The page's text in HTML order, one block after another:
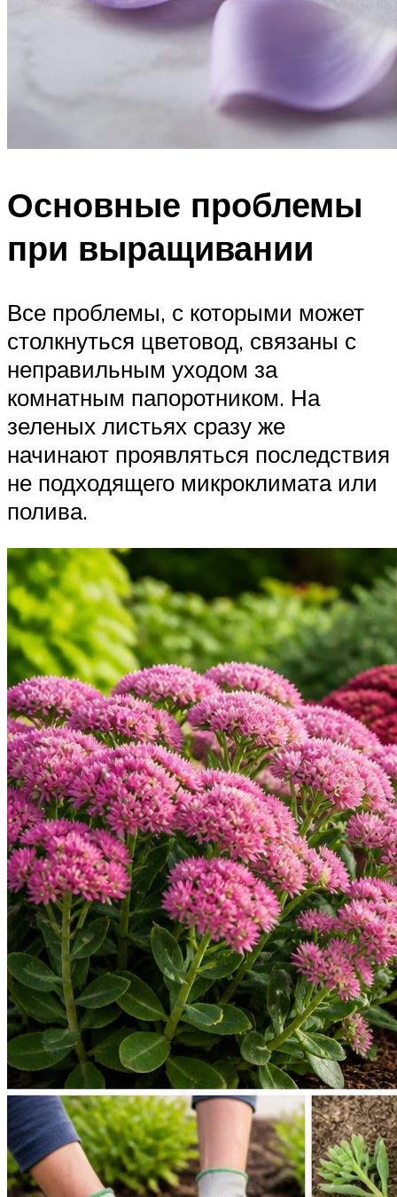
Основные проблемы
при выращивании
Все проблемы, с которыми может
столкнуться цветовод, связаны с
неправильным уходом за
комнатным папоротником. На
зеленых листьях сразу же
начинают проявляться последствия
не подходящего микроклимата или
полива.